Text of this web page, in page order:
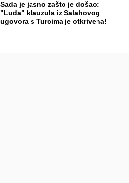
Sada je jasno zašto je došao:
"Luda" klauzula iz Salahovog
ugovora s Turcima je otkrivena!